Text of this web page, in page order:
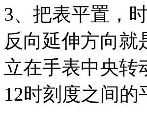
3、把表平置，
反向延伸方向就
立在手表中央转
12时刻度之间